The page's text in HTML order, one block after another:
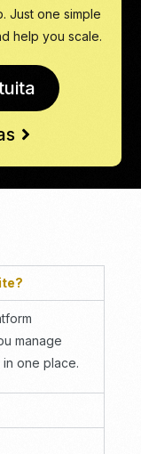
Just one simple
help you scale.
manage
one place.